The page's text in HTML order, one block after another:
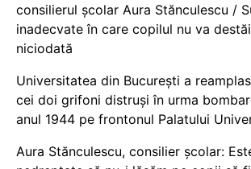
consilierul școlar Aura Stănculescu /
inadecvate în care copilul nu va
niciodată
Universitatea din București a
cei doi grifoni distruși în urma
anul 1944 pe frontonul Palatului
Aura Stănculescu, consilier școlar: